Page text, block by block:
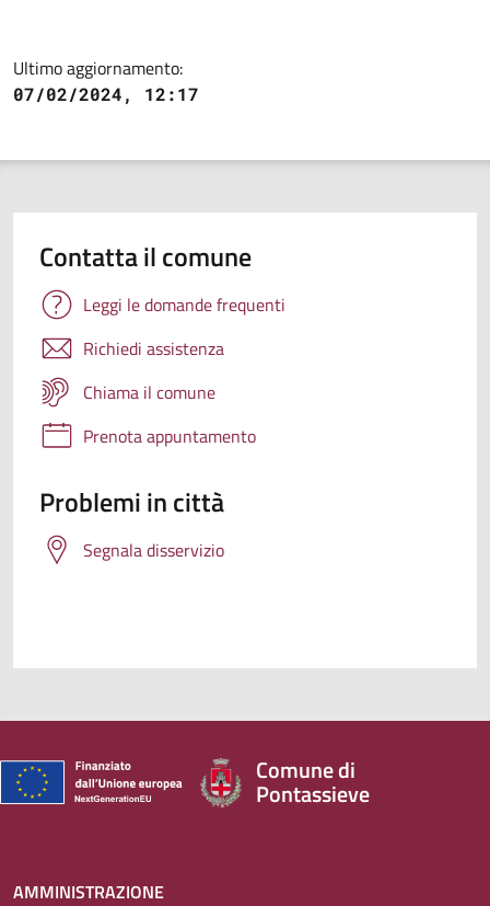
Ultimo aggiornamento:
07/02/2024, 12:17
Contatta il comune
Leggi le domande frequenti
Richiedi assistenza
Chiama il comune
Prenota appuntamento
Problemi in città
Segnala disservizio
Comune di
Pontassieve
AMMINISTRAZIONE